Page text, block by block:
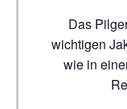
Das Pilgermagazin beschreibt auf 80 Seiten alle
wichtigen
wie in